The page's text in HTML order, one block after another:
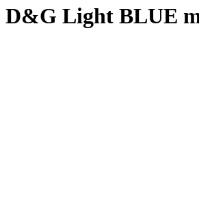
D&G Light BLUE